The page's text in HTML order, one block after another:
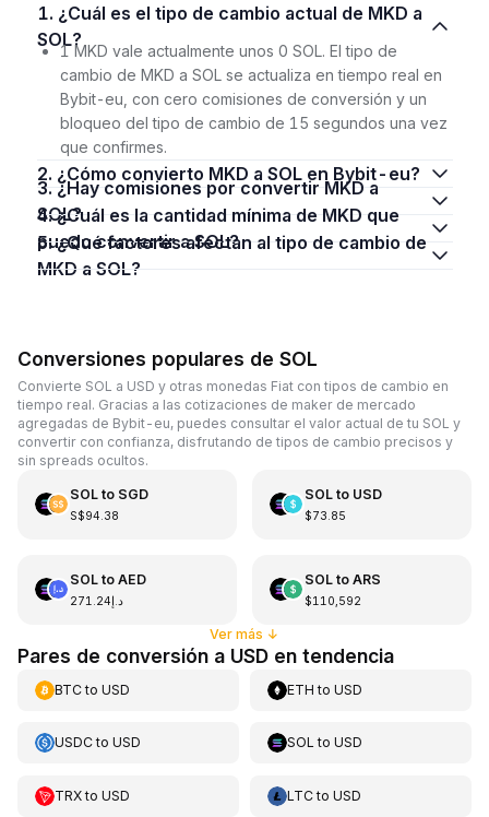
1. ¿Cuál es el tipo de cambio actual de MKD a
SOL?
1 MKD vale actualmente unos 0 SOL. El tipo de
cambio de MKD a SOL se actualiza en tiempo real en
Bybit-eu, con cero comisiones de conversión y un
bloqueo del tipo de cambio de 15 segundos una vez
que confirmes.
2. ¿Cómo convierto MKD a SOL en Bybit-eu?
3. ¿Hay comisiones por convertir MKD a
SOL?
4. ¿Cuál es la cantidad mínima de MKD que
puedo convertir a SOL?
5. ¿Qué factores afectan al tipo de cambio de
MKD a SOL?
Conversiones populares de SOL
Convierte SOL a USD y otras monedas Fiat con tipos de cambio en
tiempo real. Gracias a las cotizaciones de maker de mercado
agregadas de Bybit-eu, puedes consultar el valor actual de tu SOL y
convertir con confianza, disfrutando de tipos de cambio precisos y
sin spreads ocultos.
SOLto SGD
S$94.38
SOLto USD
$73.85
SOLto AED
د.إ271.24
SOLto ARS
$110,592
Ver más ↓
Pares de conversión a USD en tendencia
BTCto USD ETH toUSD
USDCto USD SOL toUSD
TRXto USD LTCtoUSD